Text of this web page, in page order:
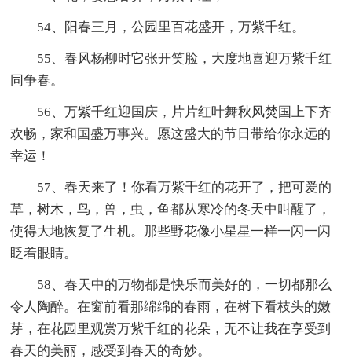
54、阳春三月，公园里百花盛开，万紫千红。
55、春风杨柳时它张开笑脸，大度地喜迎万紫千红
同争春。
56、万紫千红迎国庆，片片红叶舞秋风焚国上下齐
欢畅，家和国盛万事兴。愿这盛大的节日带给你永远的
幸运！
57、春天来了！你看万紫千红的花开了，把可爱的
草，树木，鸟，兽，虫，鱼都从寒冷的冬天中叫醒了，
使得大地恢复了生机。那些野花像小星星一样一闪一闪
眨着眼睛。
58、春天中的万物都是快乐而美好的，一切都那么
令人陶醉。在窗前看那绵绵的春雨，在树下看枝头的嫩
芽，在花园里观赏万紫千红的花朵，无不让我在享受到
春天的美丽，感受到春天的奇妙。